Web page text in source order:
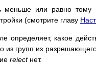
меньше или равно тому
(смотрите главу
определяет, какое
из групп из
rejectнет.